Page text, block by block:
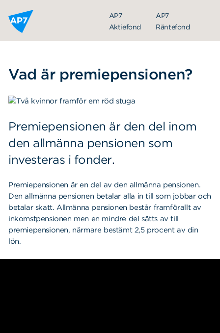
Hoppa till innehållet
AP7
Aktiefond
AP7
Räntefond
Vad är premiepensionen?
Premiepensionen är den del inom
den allmänna pensionen som
investeras i fonder.
Premiepensionen är en del av den allmänna pensionen.
Den allmänna pensionen betalar alla in till som jobbar och
betalar skatt. Allmänna pensionen består framförallt av
inkomstpensionen men en mindre del sätts av till
premiepensionen, närmare bestämt 2,5 procent av din
lön.
Vad är premiepensionen?
Vanliga frågor och svar
Så hanterar vi risk
AP-fondernas gemensamma riktlinjer
Aktieplaceringar